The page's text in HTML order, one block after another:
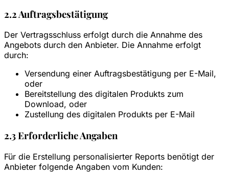
2.2 Auftragsbestätigung
Der Vertragsschluss erfolgt durch die Annahme des
Angebots durch den Anbieter. Die Annahme erfolgt
durch:
Versendung einer Auftragsbestätigung per E-Mail,
oder
Bereitstellung des digitalen Produkts zum
Download, oder
Zustellung des digitalen Produkts per E-Mail
2.3 Erforderliche Angaben
Für die Erstellung personalisierter Reports benötigt der
Anbieter folgende Angaben vom Kunden: